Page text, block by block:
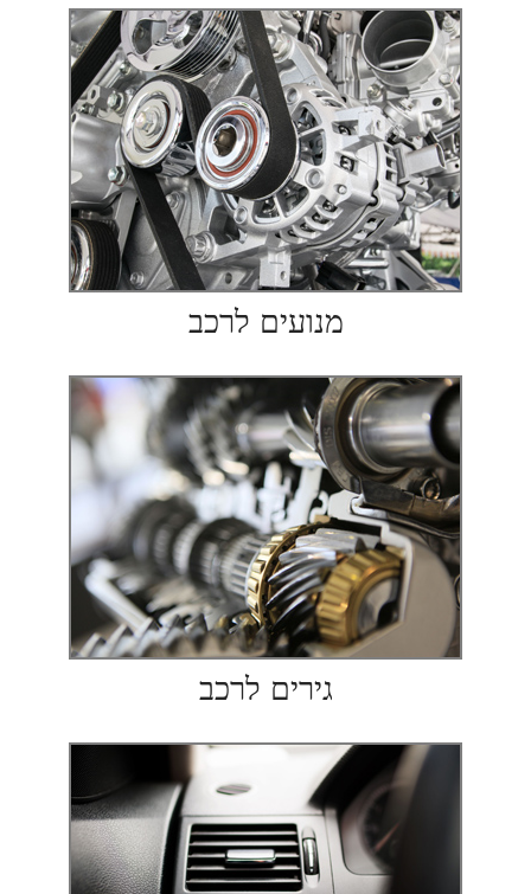
מנועים לרכב
גירים לרכב